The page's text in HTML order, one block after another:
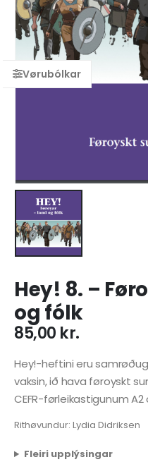
Hey! 8. –
og fólk
85,00 kr.
Hey!-heftini eru
vaksin, ið hava føroyskt
CEFR-førleikastigunum A2
Rithøvundur: Lydia Didriksen
Fleiri upplýsingar